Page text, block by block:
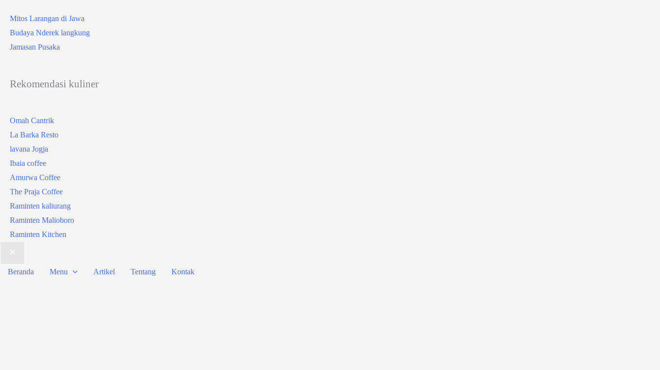
Mitos Larangan di Jawa
Budaya Nderek langkung
Jamasan Pusaka
Rekomendasi kuliner
Omah Cantrik
La Barka Resto
lavana Jogja
Ibaia coffee
Amurwa Coffee
The Praja Coffee
Raminten kaliurang
Raminten Malioboro
Raminten Kitchen
Beranda Menu Artikel Tentang Kontak